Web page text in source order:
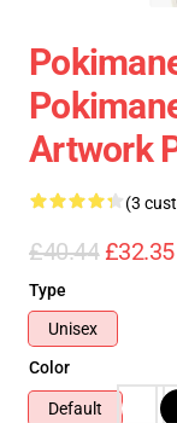
Artwork
(3
£40.44 £32.35
Type
Unisex
Color
Default